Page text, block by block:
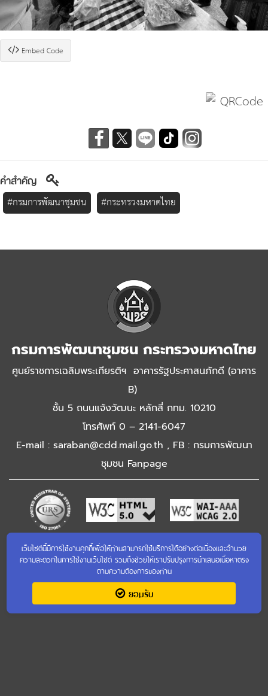
Embed Code
คำสำคัญ
#กรมการพัฒนาชุมชน #กระทรวงมหาดไทย
กรมการพัฒนาชุมชน กระทรวงมหาดไทย
ศูนย์ราชการเฉลิมพระเกียรติฯ อาคารรัฐประศาสนภักดี (อาคาร
B)
ชั้น 5 ถนนแจ้งวัฒนะ หลักสี่ กทม. 10210
โทรศัพท์ 0 – 2141-6047
E-mail : saraban@cdd.mail.go.th , FB : กรมการพัฒนา
ชุมชน Fanpage
เข้าชมเว็บไซต์เก่า
จำนวนการเข้าชม : 4,290,301
เว็บไซต์นี้มีการใช้งานคุกกี้เพื่อให้ท่านสามารถใช้บริการได้อย่างต่อเนื่องและอำนวย
ความสะดวกในการใช้งานเว็บไซต์ รวมถึงช่วยให้เราปรับปรุงการนำเสนอเนื้อหาตรง
ตามความต้องการของท่าน
ยอมรับ